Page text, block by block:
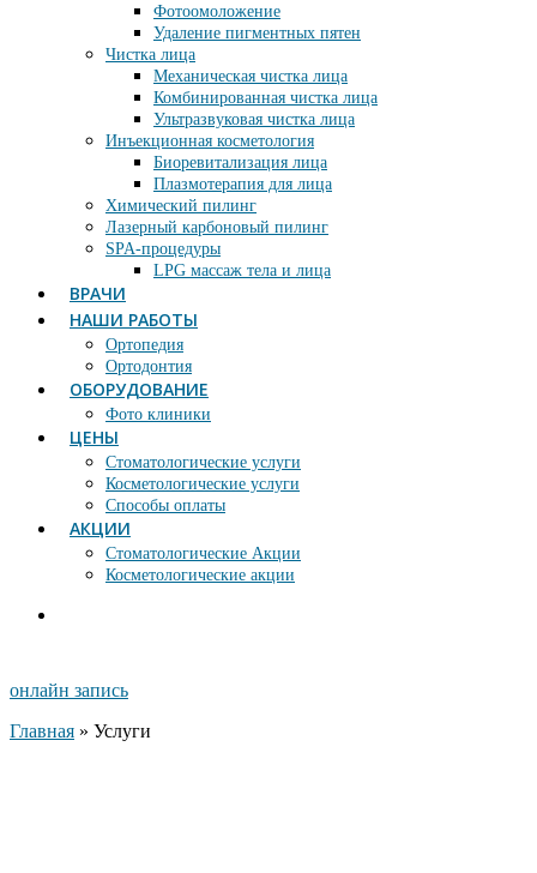
Фотоомоложение
Удаление пигментных пятен
Чистка лица
Механическая чистка лица
Комбинированная чистка лица
Ультразвуковая чистка лица
Инъекционная косметология
Биоревитализация лица
Плазмотерапия для лица
Химический пилинг
Лазерный карбоновый пилинг
SPA-процедуры
LPG массаж тела и лица
ВРАЧИ
НАШИ РАБОТЫ
Ортопедия
Ортодонтия
ОБОРУДОВАНИЕ
Фото клиники
ЦЕНЫ
Стоматологические услуги
Косметологические услуги
Способы оплаты
АКЦИИ
Стоматологические Акции
Косметологические акции
онлайн запись
Главная » Услуги